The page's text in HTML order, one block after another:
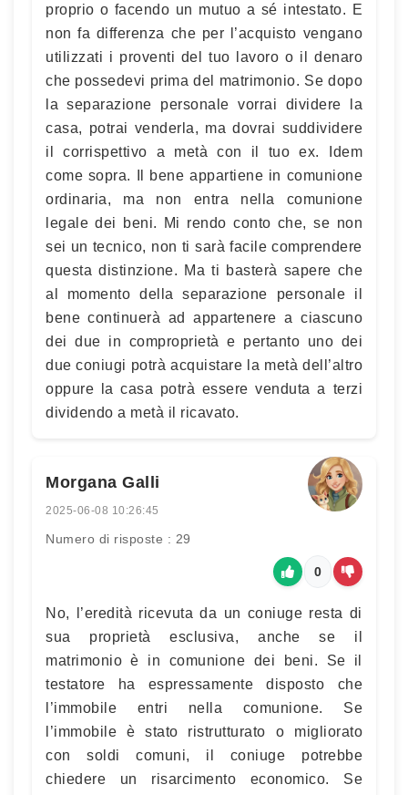
proprio o facendo un mutuo a sé intestato. E
non fa differenza che per l’acquisto vengano
utilizzati i proventi del tuo lavoro o il denaro
che possedevi prima del matrimonio. Se dopo
la separazione personale vorrai dividere la
casa, potrai venderla, ma dovrai suddividere
il corrispettivo a metà con il tuo ex. Idem
come sopra. Il bene appartiene in comunione
ordinaria, ma non entra nella comunione
legale dei beni. Mi rendo conto che, se non
sei un tecnico, non ti sarà facile comprendere
questa distinzione. Ma ti basterà sapere che
al momento della separazione personale il
bene continuerà ad appartenere a ciascuno
dei due in comproprietà e pertanto uno dei
due coniugi potrà acquistare la metà dell’altro
oppure la casa potrà essere venduta a terzi
dividendo a metà il ricavato.
Morgana Galli
2025-06-08 10:26:45
Numero di risposte : 29
0
No, l’eredità ricevuta da un coniuge resta di
sua proprietà esclusiva, anche se il
matrimonio è in comunione dei beni. Se il
testatore ha espressamente disposto che
l’immobile entri nella comunione. Se
l’immobile è stato ristrutturato o migliorato
con soldi comuni, il coniuge potrebbe
chiedere un risarcimento economico. Se